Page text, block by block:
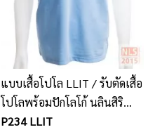
แบบเสื้อโปโล LLIT / รับตัดเสื้อ
โปโลพร้อมปักโลโก้ นลินสิริ
แหลมฉบัง เครือสหพัฒน์
P234 LLIT